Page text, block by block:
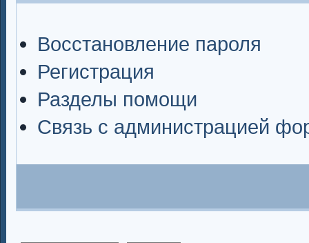
Восстановление пароля
Регистрация
Разделы помощи
Связь с администрацией